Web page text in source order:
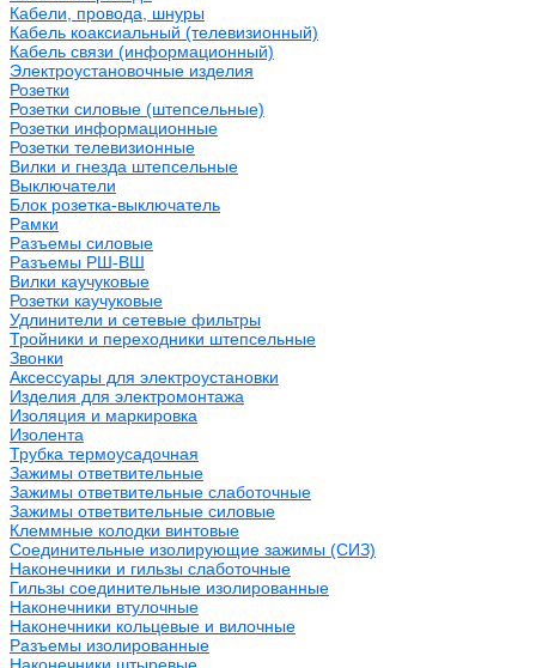
Кабели, провода, шнуры
Кабель коаксиальный (телевизионный)
Кабель связи (информационный)
Электроустановочные изделия
Розетки
Розетки силовые (штепсельные)
Розетки информационные
Розетки телевизионные
Вилки и гнезда штепсельные
Выключатели
Блок розетка-выключатель
Рамки
Разъемы силовые
Разъемы РШ-ВШ
Вилки каучуковые
Розетки каучуковые
Удлинители и сетевые фильтры
Тройники и переходники штепсельные
Звонки
Аксессуары для электроустановки
Изделия для электромонтажа
Изоляция и маркировка
Изолента
Трубка термоусадочная
Зажимы ответвительные
Зажимы ответвительные слаботочные
Зажимы ответвительные силовые
Клеммные колодки винтовые
Соединительные изолирующие зажимы (СИЗ)
Наконечники и гильзы слаботочные
Гильзы соединительные изолированные
Наконечники втулочные
Наконечники кольцевые и вилочные
Разъемы изолированные